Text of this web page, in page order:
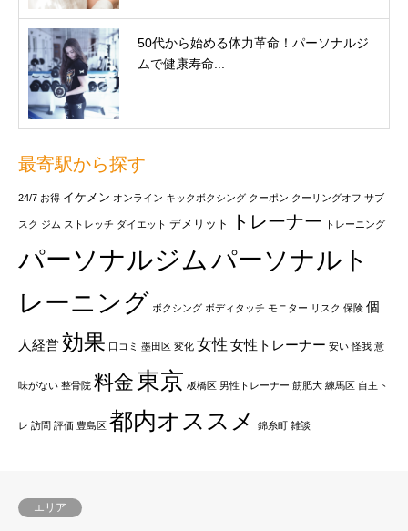
50代から始める体力革命！パーソナルジ
ムで健康寿命...
最寄駅から探す
24/7 お得 イケメン オンライン キックボクシング クーポン クーリングオフ サブ
スク ジム ストレッチ ダイエット デメリット トレーナー トレーニング
パーソナルジム パーソナルト
レーニング ボクシング ボディタッチ モニター リスク 保険 個
人経営効果 口コミ 墨田区 変化 女性 女性トレーナー 安い 怪我 意
味がない 整骨院 料金 東京 板橋区 男性トレーナー 筋肥大 練馬区 自主ト
レ 訪問 評価 豊島区 都内オススメ 錦糸町 雑談
エリア